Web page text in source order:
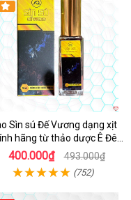
Sìn sú Đế Vương dạng xịt
hãng từ thảo dược Ê Đê
Việt Nam
400.000₫ 493.000₫
(752)